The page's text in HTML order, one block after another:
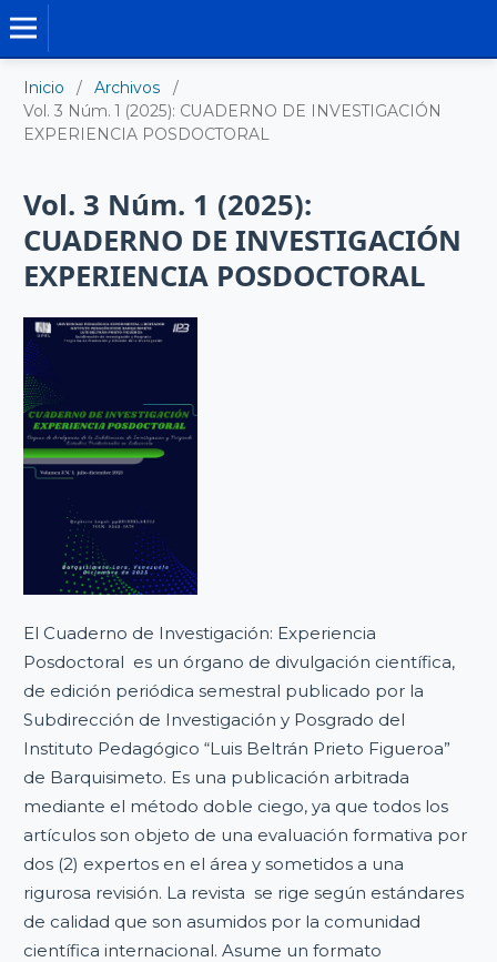
Inicio / Archivos
/
Vol. 3 Núm. 1 (2025): CUADERNO DE INVESTIGACIÓN
EXPERIENCIA POSDOCTORAL
Vol. 3 Núm. 1 (2025):
CUADERNO DE INVESTIGACIÓN
EXPERIENCIA POSDOCTORAL
El Cuaderno de Investigación: Experiencia
Posdoctoral es un órgano de divulgación científica,
de edición periódica semestral publicado por la
Subdirección de Investigación y Posgrado del
Instituto Pedagógico “Luis Beltrán Prieto Figueroa”
de Barquisimeto. Es una publicación arbitrada
mediante el método doble ciego, ya que todos los
artículos son objeto de una evaluación formativa por
dos (2) expertos en el área y sometidos a una
rigurosa revisión. La revista se rige según estándares
de calidad que son asumidos por la comunidad
científica internacional. Asume un formato